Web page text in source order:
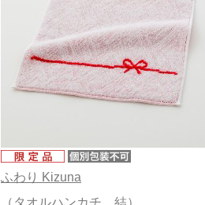
ふわり Kizuna
（タオルハンカチ 結）